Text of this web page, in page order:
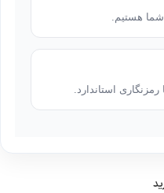
شما هستیم.
رمزنگاری استاندارد.